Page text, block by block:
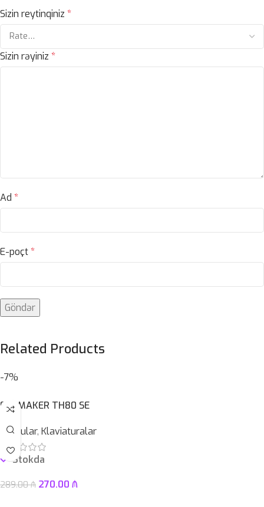
Sizin reytinqiniz *
Sizin rəyiniz *
Ad *
E-poçt*
Related Products
-7%
EPOMAKER TH80 SE
Qurğular, Klaviaturalar
Stokda
289.00₼ 270.00 ₼